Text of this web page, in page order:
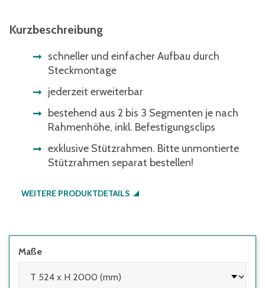
Kurzbeschreibung
schneller und einfacher Aufbau durch
Steckmontage
jederzeit erweiterbar
bestehend aus 2 bis 3 Segmenten je nach
Rahmenhöhe, inkl. Befestigungsclips
exklusive Stützrahmen. Bitte unmontierte
Stützrahmen separat bestellen!
WEITERE PRODUKTDETAILS
Maße